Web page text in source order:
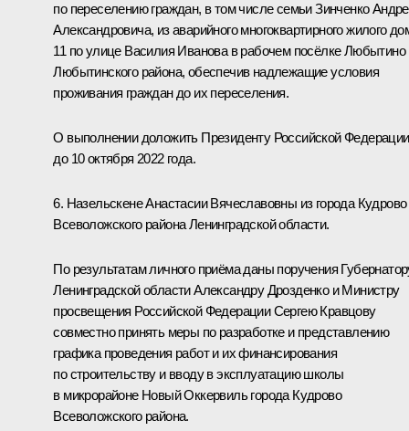
по переселению граждан, в том числе семьи Зинченко
Александровича, из аварийного многоквартирного жилого
11 по улице Василия Иванова в рабочем посёлке Любытино
Любытинского района, обеспечив надлежащие условия
проживания граждан до их переселения.
О выполнении доложить Президенту Российской Федерации
до 10 октября 2022 года.
6. Назельскене Анастасии Вячеславовны из города Кудрово
Всеволожского района Ленинградской области.
По результатам личного приёма даны поручения
Ленинградской области Александру Дрозденко и Министру
просвещения Российской Федерации Сергею Кравцову
совместно принять меры по разработке и представлению
графика проведения работ и их финансирования
по строительству и вводу в эксплуатацию школы
в микрорайоне Новый Оккервиль города Кудрово
Всеволожского района.